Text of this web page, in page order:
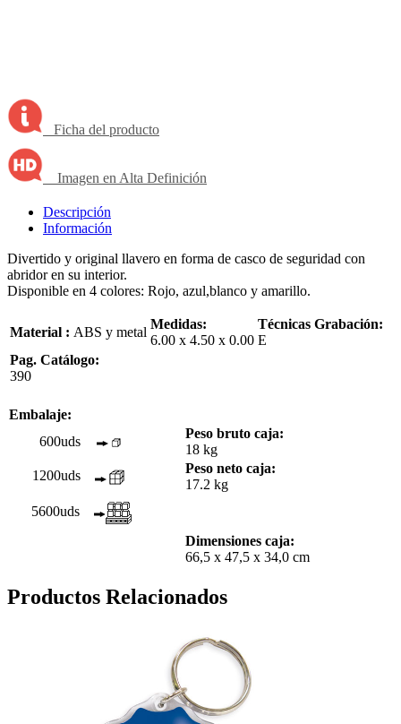
Ficha del producto
Imagen en Alta Definición
Descripción
Información
Divertido y original llavero en forma de casco de seguridad con
abridor en su interior.
Disponible en 4 colores: Rojo, azul,blanco y amarillo.
Material : ABS y metal
Medidas:
6.00 x 4.50 x 0.00
Técnicas Grabación:
E
Pag. Catálogo:
390
Embalaje:
600uds
Peso bruto caja:
18 kg
1200uds
Peso neto caja:
17.2 kg
5600uds
Dimensiones caja:
66,5 x 47,5 x 34,0 cm
Productos Relacionados